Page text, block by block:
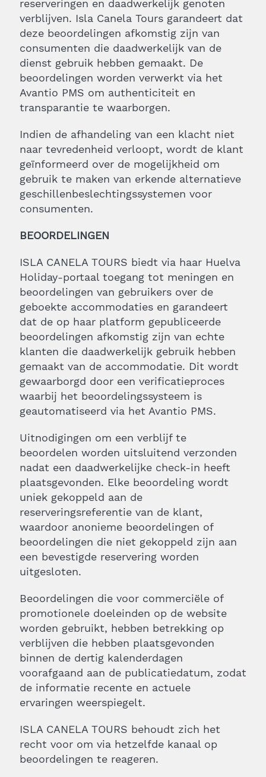
reserveringen en daadwerkelijk genoten
verblijven. Isla Canela Tours garandeert dat
deze beoordelingen afkomstig zijn van
consumenten die daadwerkelijk van de
dienst gebruik hebben gemaakt. De
beoordelingen worden verwerkt via het
Avantio PMS om authenticiteit en
transparantie te waarborgen.
Indien de afhandeling van een klacht niet
naar tevredenheid verloopt, wordt de klant
geïnformeerd over de mogelijkheid om
gebruik te maken van erkende alternatieve
geschillenbeslechtingssystemen voor
consumenten.
BEOORDELINGEN
ISLA CANELA TOURS biedt via haar Huelva
Holiday-portaal toegang tot meningen en
beoordelingen van gebruikers over de
geboekte accommodaties en garandeert
dat de op haar platform gepubliceerde
beoordelingen afkomstig zijn van echte
klanten die daadwerkelijk gebruik hebben
gemaakt van de accommodatie. Dit wordt
gewaarborgd door een verificatieproces
waarbij het beoordelingssysteem is
geautomatiseerd via het Avantio PMS.
Uitnodigingen om een verblijf te
beoordelen worden uitsluitend verzonden
nadat een daadwerkelijke check-in heeft
plaatsgevonden. Elke beoordeling wordt
uniek gekoppeld aan de
reserveringsreferentie van de klant,
waardoor anonieme beoordelingen of
beoordelingen die niet gekoppeld zijn aan
een bevestigde reservering worden
uitgesloten.
Beoordelingen die voor commerciële of
promotionele doeleinden op de website
worden gebruikt, hebben betrekking op
verblijven die hebben plaatsgevonden
binnen de dertig kalenderdagen
voorafgaand aan de publicatiedatum, zodat
de informatie recente en actuele
ervaringen weerspiegelt.
ISLA CANELA TOURS behoudt zich het
recht voor om via hetzelfde kanaal op
beoordelingen te reageren.